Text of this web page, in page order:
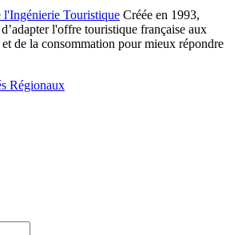
Créée en 1993,
l'offre touristique française aux
de la consommation pour mieux répondre
Régionaux